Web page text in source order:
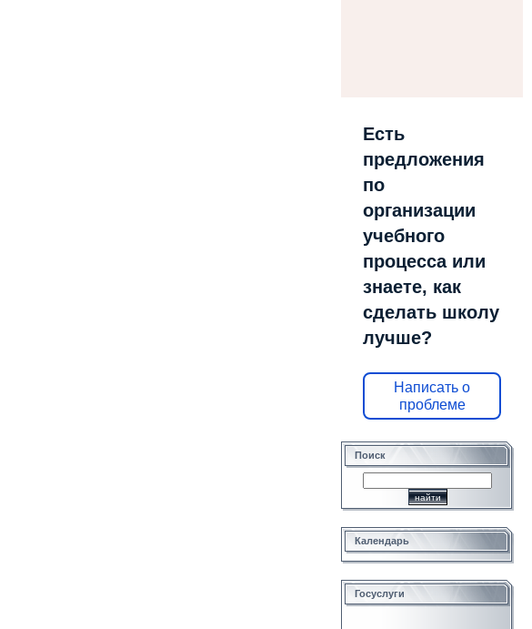
Есть
предложения
по
организации
учебного
процесса или
знаете, как
сделать школу
лучше?
Написать о
проблеме
Поиск
Календарь
Госуслуги